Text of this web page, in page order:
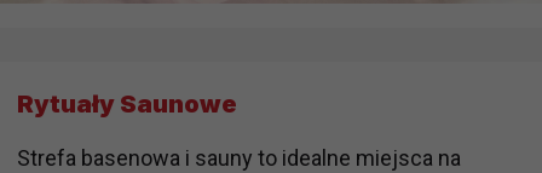
Rytuały Saunowe
Strefa basenowa i sauny to idealne miejsca na